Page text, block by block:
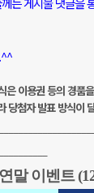
이용권 등의 경품
당첨자 발표 방식이
연말 이벤트